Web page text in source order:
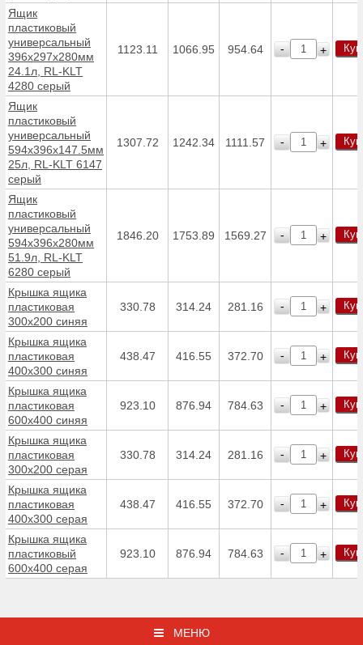
Ящик
пластиковый
универсальный
396х297х280мм
24.1л, RL-KLT
4280 серый
1123.11 1066.95 954.64 - +
Ящик
пластиковый
универсальный
594х396х147.5мм
25л, RL-KLT 6147
серый
1307.72 1242.34 1111.57 - +
Ящик
пластиковый
универсальный
594х396х280мм
51.9л, RL-KLT
6280 серый
1846.20 1753.89 1569.27 - +
Крышка ящика
пластиковая
300х200 синяя
330.78 314.24 281.16 - +
Крышка ящика
пластиковая
400х300 синяя
438.47 416.55 372.70 - +
Крышка ящика
пластиковая
600х400 синяя
923.10 876.94 784.63 - +
Крышка ящика
пластиковая
300х200 серая
330.78 314.24 281.16 - +
Крышка ящика
пластиковая
400х300 серая
438.47 416.55 372.70 - +
Крышка ящика
пластиковый
600х400 серая
923.10 876.94 784.63 - +
МЕНЮ